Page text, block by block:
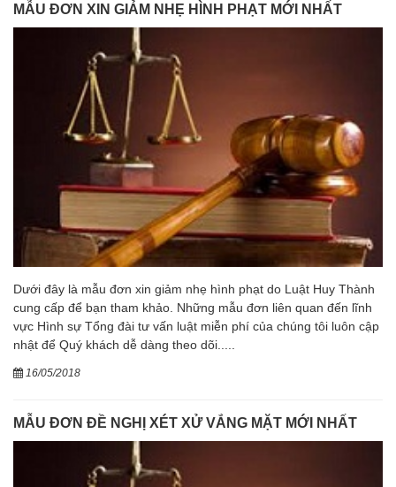
MẪU ĐƠN XIN GIẢM NHẸ HÌNH PHẠT MỚI NHẤT
Dưới đây là mẫu đơn xin giảm nhẹ hình phạt do Luật Huy Thành
cung cấp để bạn tham khảo. Những mẫu đơn liên quan đến lĩnh
vực Hình sự Tổng đài tư vấn luật miễn phí của chúng tôi luôn cập
nhật để Quý khách dễ dàng theo dõi.....
16/05/2018
MẪU ĐƠN ĐỀ NGHỊ XÉT XỬ VẮNG MẶT MỚI NHẤT